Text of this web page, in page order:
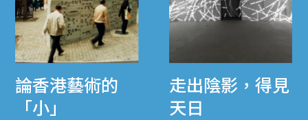
論香港藝術的
「小」
走出陰影，得見
天日